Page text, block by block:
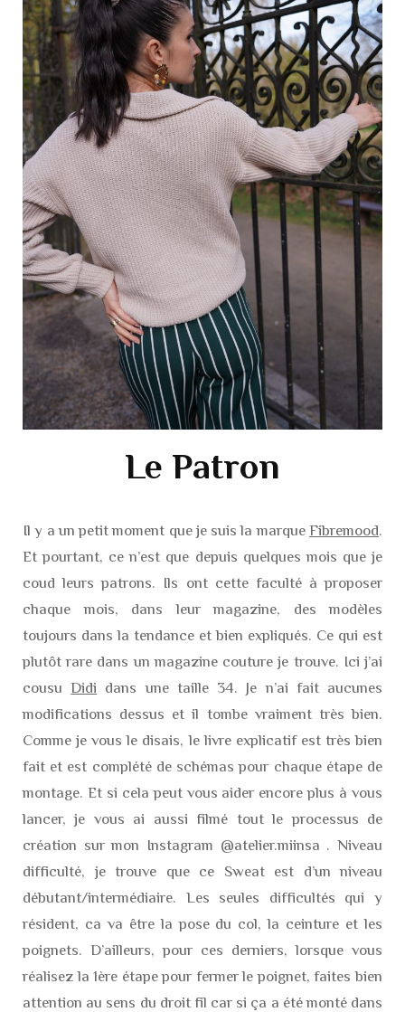
Le Patron
Il y a un petit moment que je suis la marque Fibremood.
Et pourtant, ce n’est que depuis quelques mois que je
coud leurs patrons. Ils ont cette faculté à proposer
chaque mois, dans leur magazine, des modèles
toujours dans la tendance et bien expliqués. Ce qui est
plutôt rare dans un magazine couture je trouve. Ici j’ai
cousuDidi dans une taille 34. Je n’ai fait aucunes
modifications dessus et il tombe vraiment très bien.
Comme je vous le disais, le livre explicatif est très bien
fait et est complété de schémas pour chaque étape de
montage. Et si cela peut vous aider encore plus à vous
lancer, je vous ai aussi filmé tout le processus de
création sur mon Instagram @atelier.miinsa . Niveau
difficulté, je trouve que ce Sweat est d’un niveau
débutant/intermédiaire. Les seules difficultés qui y
résident, ca va être la pose du col, la ceinture et les
poignets. D’ailleurs, pour ces derniers, lorsque vous
réalisez la 1ère étape pour fermer le poignet, faites bien
attention au sens du droit fil car si ça a été monté dans